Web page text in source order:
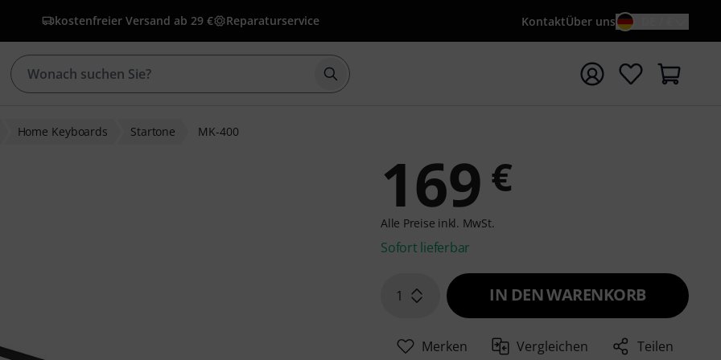
kostenfreier Versand ab 29 € Reparaturservice KontaktÜber uns
Suche mit Suchwort {searchTerm} starten
Home Keyboards Startone MK-400
169 €
Alle Preise inkl. MwSt.
Sofort lieferbar
1 IN DEN WARENKORB
Merken Vergleichen Teilen